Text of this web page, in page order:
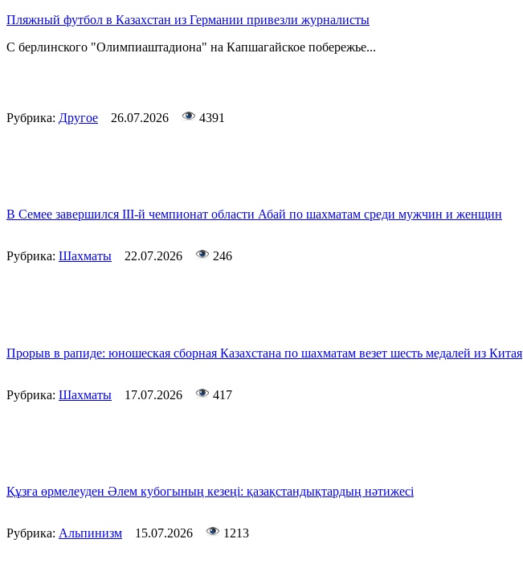
Пляжный футбол в Казахстан из Германии привезли журналисты
С берлинского "Олимпиаштадиона" на Капшагайское побережье...
Рубрика: Другое 26.07.2026 4391
В Семее завершился III-й чемпионат области Абай по шахматам среди мужчин и женщин
Рубрика: Шахматы 22.07.2026 246
Прорыв в рапиде: юношеская сборная Казахстана по шахматам везет шесть медалей из Китая
Рубрика: Шахматы 17.07.2026 417
Құзға өрмелеуден Әлем кубогының кезеңі: қазақстандықтардың нәтижесі
Рубрика: Альпинизм 15.07.2026 1213